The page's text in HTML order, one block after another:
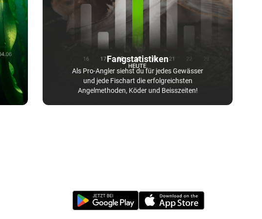
Fangstatistiken
Als Pro-Angler siehst du für jedes Gewässer
und jede Fischart die erfolgreichsten
Angelmethoden, Köder und Beisszeiten!